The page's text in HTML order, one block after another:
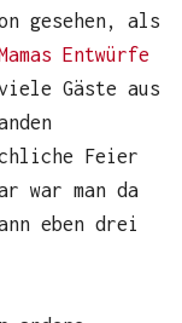
gesehen, als
Entwürfe
Gäste aus
Feier
war man da
eben drei